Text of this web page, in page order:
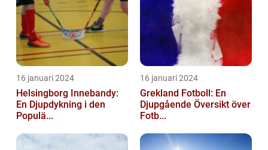
16 januari 2024
Helsingborg Innebandy:
En Djupdykning i den
Populä...
16 januari 2024
Grekland Fotboll: En
Djupgående Översikt över
Fotb...